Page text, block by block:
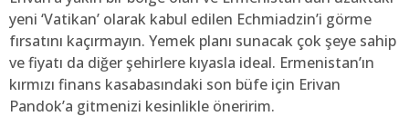
yeni ‘Vatikan’ olarak kabul edilen Echmiadzin’i görme
fırsatını kaçırmayın. Yemek planı sunacak çok şeye sahip
ve fiyatı da diğer şehirlere kıyasla ideal. Ermenistan’ın
kırmızı finans kasabasındaki son büfe için Erivan
Pandok’a gitmenizi kesinlikle öneririm.